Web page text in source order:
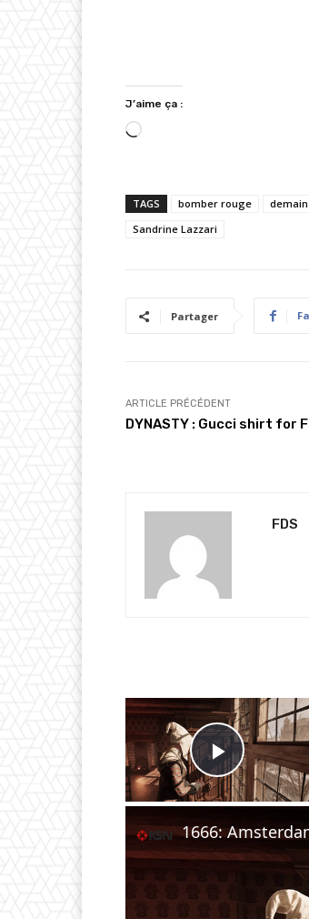
J’aime ça :
C
r
g
TAGS bomber rouge
Sandrine Lazzari
Partager
ARTICLE PRÉCÉDENT
DYNASTY : Gucci shirt for
FDS
×
Play
1666: